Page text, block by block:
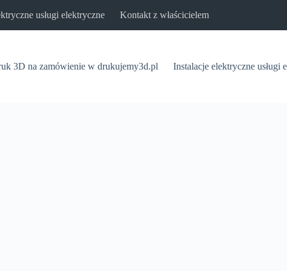
usługi elektryczne Kontakt z właścicielem
3D na zamówienie w drukujemy3d.pl Instalacje elektryczne usługi